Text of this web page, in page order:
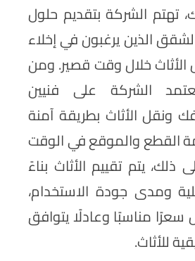
تهتم الشركة بتقديم حلول
الذين يرغبون في إخلاء
الأثاث خلال وقت قصير. ومن
الشركة على فنيين
الأثاث بطريقة آمنة
القطع والموقع في الوقت
يتم تقييم الأثاث بناءً
ومدى جودة الاستخدام،
سعرًا مناسبًا وعادلًا يتوافق
للأثاث.